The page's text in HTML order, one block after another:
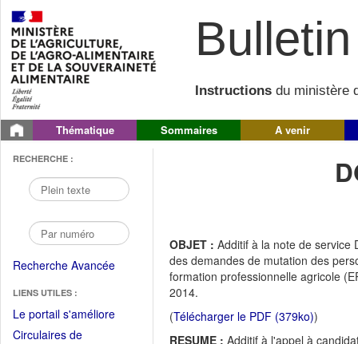
Instructions du ministère
Thématique Sommaires A venir
RECHERCHE :
Recherche Avancée
LIENS UTILES :
Le portail s'améliore(Fichier
Circulaires de
OBJET : Additif à la note de service
des demandes de mutation des
formation professionnelle agricole
2014.
(Télécharger le PDF (379ko))
RESUME : Additif à l'appel à